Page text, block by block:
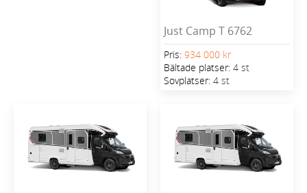
Just Camp T 6762
Pris: 934 000 kr
Bältade platser: 4 st
Sovplatser: 4 st